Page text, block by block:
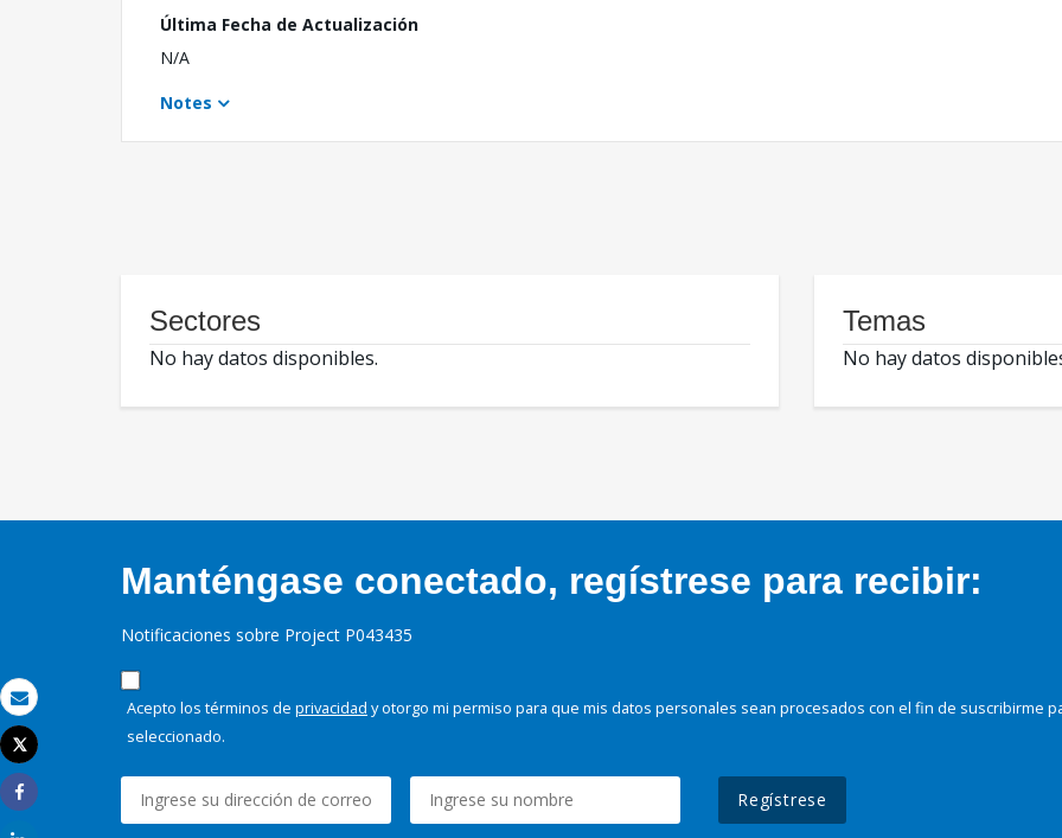
Correo electrónico
Imprimir
Tweet
Share
Última Fecha de Actualización
N/A
Notes
Sectores
No hay datos disponibles.
Temas
No hay datos
Manténgase conectado, regístrese para recibir:
Notificaciones sobre Project P043435
Acepto los términos de privacidad y otorgo mi permiso para que mis datos personales sean procesados con el fin de suscribirme
seleccionado.
Regístrese